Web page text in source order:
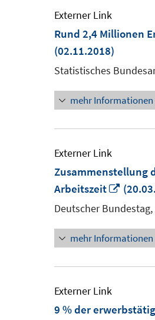
Externer Link
Rund 2,4 Millionen
(02.11.2018)
Statistisches
mehr Informationen
Externer Link
Zusammenstellung
Arbeitszeit
In
neuem
öffnen
Deutscher
mehr Informationen
Externer Link
9 % der